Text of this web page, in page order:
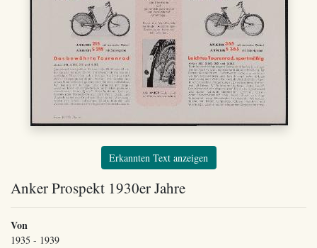
Erkannten Text anzeigen
Anker Prospekt 1930er Jahre
Von
1935 - 1939